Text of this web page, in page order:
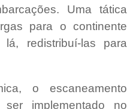
Uma tática
para o continente
redistribuí-las para
o escaneamento
implementado no